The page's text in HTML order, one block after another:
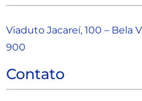
Viaduto Jacareí, 100 – Bela
900
Contato